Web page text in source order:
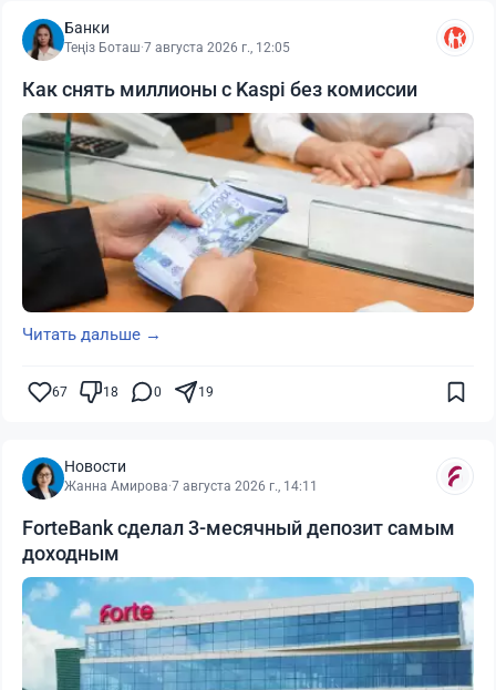
Банки
Теңіз Боташ·7 августа 2026 г., 12:05
Как снять миллионы с Kaspi без комиссии
Читать дальше →
67 18 0 19
Новости
Жанна Амирова·7 августа 2026 г., 14:11
ForteBank сделал 3-месячный депозит самым
доходным